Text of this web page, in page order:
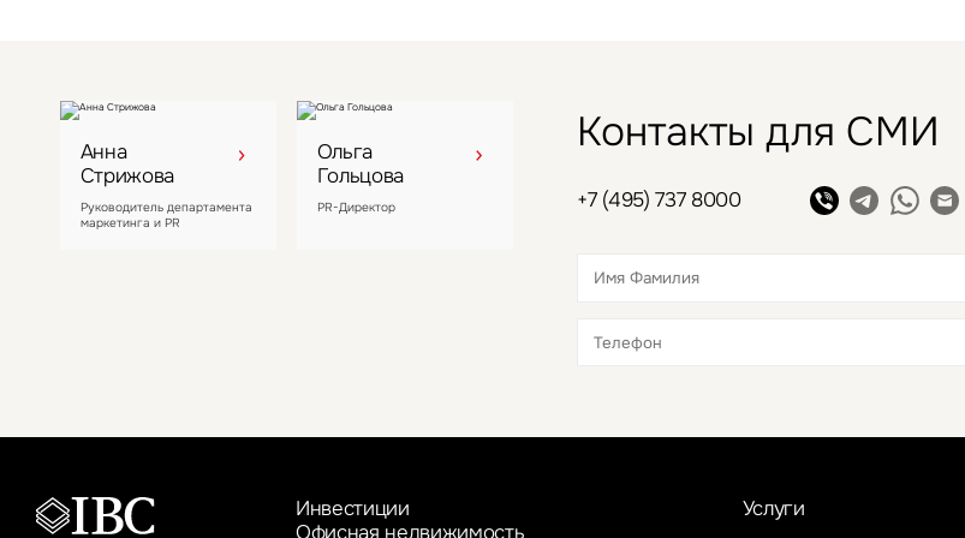
Анна
Стрижова
Руководитель департамента
маркетинга и PR
Ольга
Гольцова
PR-Директор
Контакты для СМИ
+7 (495) 737 8000
Инвестиции
Услуги